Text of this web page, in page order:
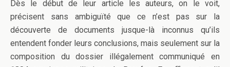
Dès le début de leur article les auteurs, on le voit,
précisent sans ambiguïté que ce n’est pas sur la
découverte de documents jusque-là inconnus qu’ils
entendent fonder leurs conclusions, mais seulement sur la
composition du dossier illégalement communiqué en